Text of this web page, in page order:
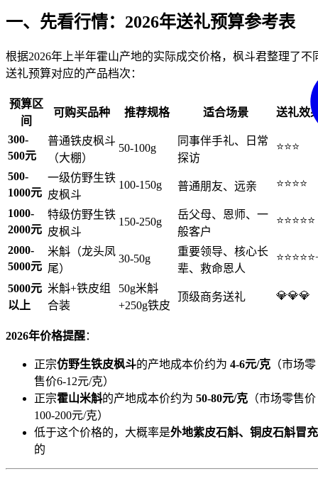
一、先看行情：2026年送礼预算参考表
根据2026年上半年霍山产地的实际成交价格，枫斗君整理了不
送礼预算对应的产品档次：
预算区
间
可购买品种 推荐规格 适合场景 送礼效
300-
500元
普通铁皮枫斗
（大棚）
50-100g
同事伴手礼、日常
探访
⭐⭐⭐
500-
1000元
一级仿野生铁
皮枫斗
100-150g 普通朋友、远亲 ⭐⭐⭐⭐
1000-
2000元
特级仿野生铁
皮枫斗
150-250g
岳父母、恩师、一
般客户
⭐⭐⭐⭐⭐
2000-
5000元
米斛（龙头凤
尾）
30-50g
重要领导、核心长
辈、救命恩人
5000元
以上
米斛+铁皮组
合装
50g米斛
+250g铁皮
顶级商务送礼 💎💎💎
2026年价格提醒：
正宗仿野生铁皮枫斗的产地成本价约为 4-6元/克 （市场零
售价6-12元/克）
正宗霍山米斛的产地成本价约为 50-80元/克 （市场零售价
100-200元/克）
低于这个价格的，大概率是外地紫皮石斛、铜皮石斛冒充
的